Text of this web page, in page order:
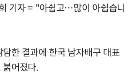
기자 = "아쉽고…많이 아쉽습니
한 결과에 한국 남자배구 대표
붉어졌다.